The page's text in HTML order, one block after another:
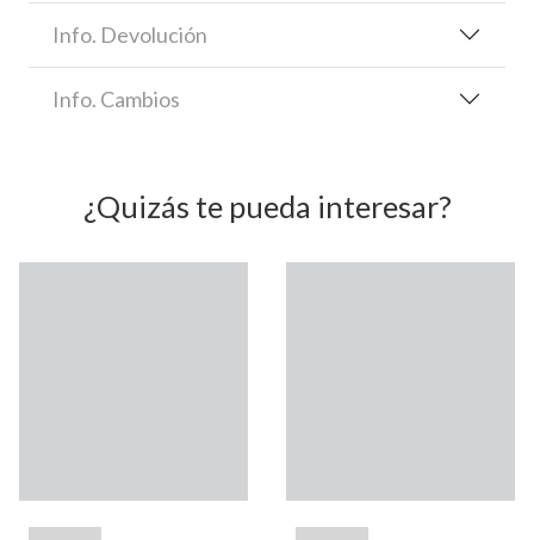
Info. Devolución
Info. Cambios
¿Quizás te pueda interesar?